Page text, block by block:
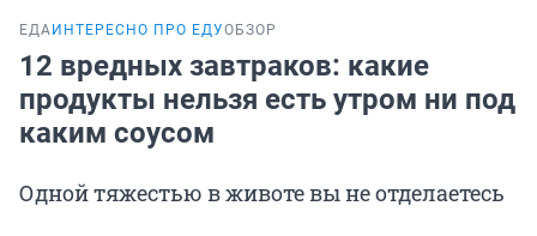
ЕДА ИНТЕРЕСНО ПРО ЕДУОБЗОР
12 вредных завтраков: какие
продукты нельзя есть утром ни под
каким соусом
Одной тяжестью в животе вы не отделаетесь